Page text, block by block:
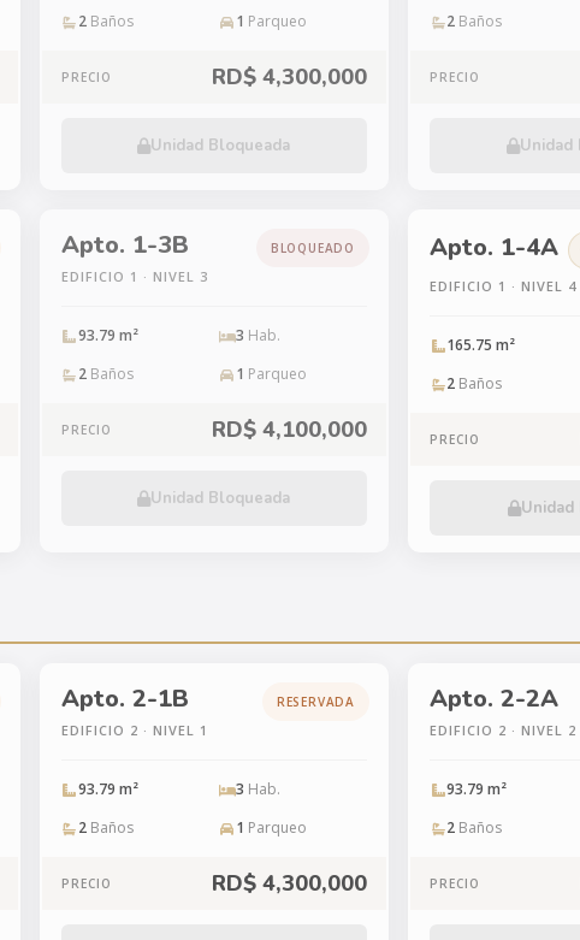
2Baños 1 Parqueo
PRECIO RD$ 4,300,000
Unidad Bloqueada
2 Baños
PRECIO
Unidad
Apto. 1-3B
EDIFICIO 1 · NIVEL 3
BLOQUEADO
93.79 m² 3 Hab.
2Baños 1 Parqueo
PRECIO RD$ 4,100,000
Unidad Bloqueada
Apto. 1-4A
EDIFICIO 1 · NIVEL 4
165.75 m²
2 Baños
PRECIO
Unidad
Apto. 2-1B
EDIFICIO 2 · NIVEL 1
RESERVADA
93.79 m² 3 Hab.
2Baños 1 Parqueo
PRECIO RD$ 4,300,000
Apto. 2-2A
EDIFICIO 2 · NIVEL 2
93.79 m²
2 Baños
PRECIO